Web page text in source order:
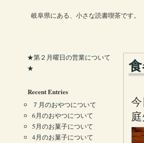
岐阜県にある、小さな読書喫茶です。
★第２月曜日の営業について
★
Recent Entries
７月のおやつについて
6月のおやつについて
5月のお菓子について
4月のお菓子について